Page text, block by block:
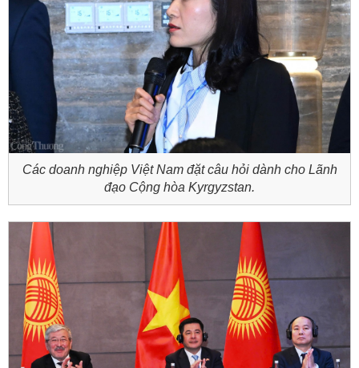
Các doanh nghiệp Việt Nam đặt câu hỏi dành cho Lãnh
đạo Cộng hòa Kyrgyzstan.